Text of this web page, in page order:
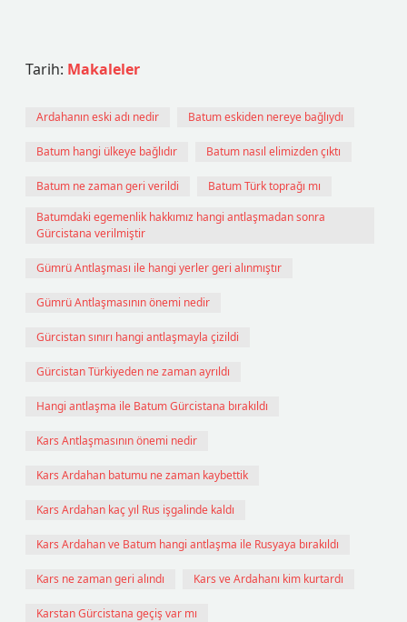
Tarih: Makaleler
Ardahanın eski adı nedir Batum eskiden nereye bağlıydı
Batum hangi ülkeye bağlıdır Batum nasıl elimizden çıktı
Batum ne zaman geri verildi
Batum Türk toprağı mı
Batumdaki egemenlik hakkımız hangi antlaşmadan sonra
Gürcistana verilmiştir
Gümrü Antlaşması ile hangi yerler geri alınmıştır
Gümrü Antlaşmasının önemi nedir
Gürcistan sınırı hangi antlaşmayla çizildi
Gürcistan Türkiyeden ne zaman ayrıldı
Hangi antlaşma ile Batum Gürcistana bırakıldı
Kars Antlaşmasının önemi nedir
Kars Ardahan batumu ne zaman kaybettik
Kars Ardahan kaç yıl Rus işgalinde kaldı
Kars Ardahan ve Batum hangi antlaşma ile Rusyaya bırakıldı
Kars ne zaman geri alındı Kars ve Ardahanı kim kurtardı
Karstan Gürcistana geçiş var mı